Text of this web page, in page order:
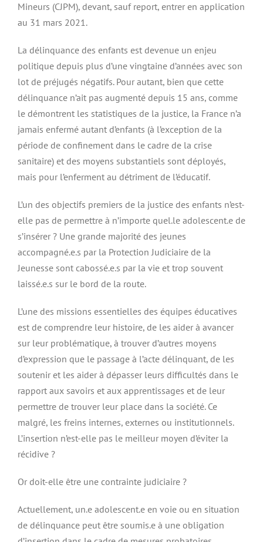
Mineurs (CJPM), devant, sauf report, entrer en application
au 31 mars 2021.
La délinquance des enfants est devenue un enjeu
politique depuis plus d’une vingtaine d’années avec son
lot de préjugés négatifs. Pour autant, bien que cette
délinquance n’ait pas augmenté depuis 15 ans, comme
le démontrent les statistiques de la justice, la France n’a
jamais enfermé autant d’enfants (à l’exception de la
période de confinement dans le cadre de la crise
sanitaire) et des moyens substantiels sont déployés,
mais pour l’enferment au détriment de l’éducatif.
L’un des objectifs premiers de la justice des enfants n’est-
elle pas de permettre à n’importe quel.le adolescent.e de
s’insérer ? Une grande majorité des jeunes
accompagné.e.s par la Protection Judiciaire de la
Jeunesse sont cabossé.e.s par la vie et trop souvent
laissé.e.s sur le bord de la route.
L’une des missions essentielles des équipes éducatives
est de comprendre leur histoire, de les aider à avancer
sur leur problématique, à trouver d’autres moyens
d’expression que le passage à l’acte délinquant, de les
soutenir et les aider à dépasser leurs difficultés dans le
rapport aux savoirs et aux apprentissages et de leur
permettre de trouver leur place dans la société. Ce
malgré, les freins internes, externes ou institutionnels.
L’insertion n’est-elle pas le meilleur moyen d’éviter la
récidive ?
Or doit-elle être une contrainte judiciaire ?
Actuellement, un.e adolescent.e en voie ou en situation
de délinquance peut être soumis.e à une obligation